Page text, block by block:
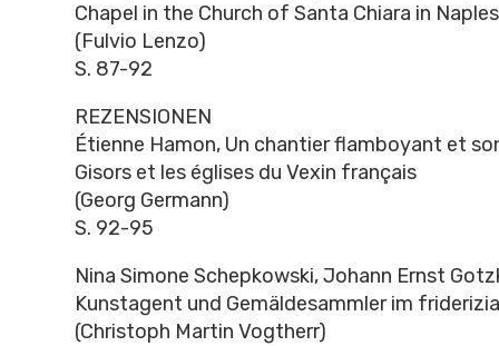
Chapel in the Church of Santa Chiara in Naples
(Fulvio Lenzo)
S. 87-92
REZENSIONEN
Étienne Hamon, Un chantier flamboyant et
Gisors et les églises du Vexin français
(Georg Germann)
S. 92-95
Nina Simone Schepkowski, Johann Ernst
Kunstagent und Gemäldesammler im
(Christoph Martin Vogtherr)